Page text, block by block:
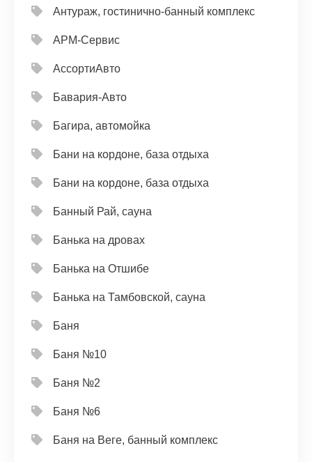
Антураж, гостинично-банный комплекс
АРМ-Сервис
АссортиАвто
Бавария-Авто
Багира, автомойка
Бани на кордоне, база отдыха
Бани на кордоне, база отдыха
Банный Рай, сауна
Банька на дровах
Банька на Отшибе
Банька на Тамбовской, сауна
Баня
Баня №10
Баня №2
Баня №6
Баня на Веге, банный комплекс